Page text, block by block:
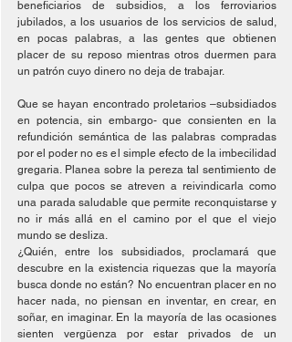
beneficiarios de subsidios, a los ferroviarios
jubilados, a los usuarios de los servicios de salud,
en pocas palabras, a las gentes que obtienen
placer de su reposo mientras otros duermen para
un patrón cuyo dinero no deja de trabajar.
Que se hayan encontrado proletarios –subsidiados
en potencia, sin embargo- que consienten en la
refundición semántica de las palabras compradas
por el poder no es el simple efecto de la imbecilidad
gregaria. Planea sobre la pereza tal sentimiento de
culpa que pocos se atreven a reivindicarla como
una parada saludable que permite reconquistarse y
no ir más allá en el camino por el que el viejo
mundo se desliza.
¿Quién, entre los subsidiados, proclamará que
descubre en la existencia riquezas que la mayoría
busca donde no están? No encuentran placer en no
hacer nada, no piensan en inventar, en crear, en
soñar, en imaginar. En la mayoría de las ocasiones
sienten vergüenza por estar privados de un